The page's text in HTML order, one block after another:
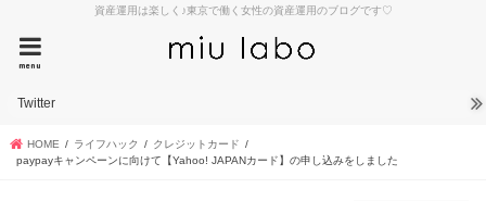
資産運用は楽しく♪東京で働く女性の資産運用のブログです♡
menu
Twitter
HOME ライフハック
クレジットカード
paypayキャンペーンに向けて【Yahoo! JAPANカード】の申し込みをしました